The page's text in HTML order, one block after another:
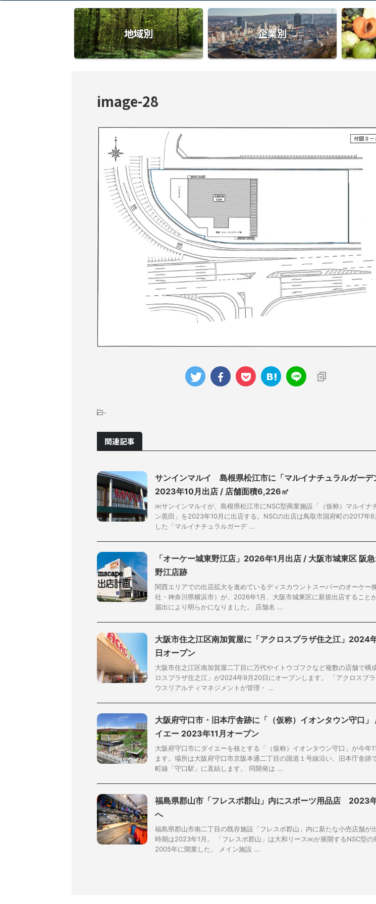
地域別 企業別
image-28
-
関連記事
サンインマルイ 島根県松江市に「マルイナチュラルガーデ
2023年10月出店 / 店舗面積6,226㎡
㈱サンインマルイが、島根県松江市にNSC型商業施設「（仮称）マルイナ
ン黒田」を2023年10月に出店する。NSCの出店は鳥取市国府町の2017年
した「マルイナチュラルガーデ ...
「オーケー城東野江店」2026年1月出店 / 大阪市城東区 阪
野江店跡
関西エリアでの出店拡大を進めているディスカウントスーパーのオーケー
社・神奈川県横浜市）が、2026年1月、大阪市城東区に新規出店すること
届出により明らかになりました。 店舗名 ...
大阪市住之江区南加賀屋に「アクロスプラザ住之江」2024
日オープン
大阪市住之江区南加賀屋二丁目に万代やイトウゴフクなど複数の店舗で構
ロスプラザ住之江」が2024年9月20日にオープンします。 「アクロスプ
ウスリアルティマネジメントが管理・ ...
大阪府守口市・旧本庁舎跡に「（仮称）イオンタウン守口」
イエー 2023年11月オープン
大阪府守口市にダイエーを核とする「（仮称）イオンタウン守口」が今年
ます。場所は大阪府守口市京阪本通二丁目の国道１号線沿い、旧本庁舎跡
町線「守口駅」に直結します。 同開発は ...
福島県郡山市「フレスポ郡山」内にスポーツ用品店 2023
へ
福島県郡山市南二丁目の既存施設「フレスポ郡山」内に新たな小売店舗が
時期は2023年1月。 「フレスポ郡山」は大和リース㈱が展開するNSC型の
2005年に開業した。 メイン施設 ...